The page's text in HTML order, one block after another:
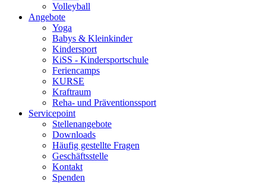
Volleyball
Angebote
Yoga
Babys & Kleinkinder
Kindersport
KiSS - Kindersportschule
Feriencamps
KURSE
Kraftraum
Reha- und Präventionssport
Servicepoint
Stellenangebote
Downloads
Häufig gestellte Fragen
Geschäftsstelle
Kontakt
Spenden